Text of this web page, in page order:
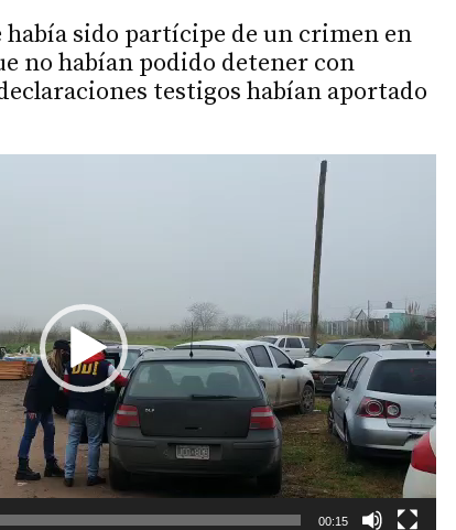
había sido partícipe de un crimen en
no habían podido detener con
testigos habían aportado
00:15